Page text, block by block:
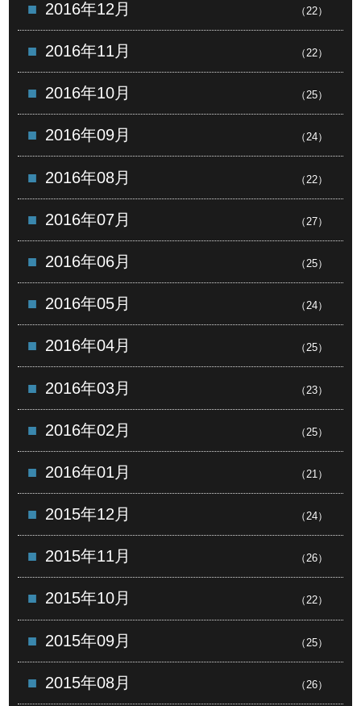
2016年12月 （22）
2016年11月 （22）
2016年10月 （25）
2016年09月 （24）
2016年08月 （22）
2016年07月 （27）
2016年06月 （25）
2016年05月 （24）
2016年04月 （25）
2016年03月 （23）
2016年02月 （25）
2016年01月 （21）
2015年12月 （24）
2015年11月 （26）
2015年10月 （22）
2015年09月 （25）
2015年08月 （26）